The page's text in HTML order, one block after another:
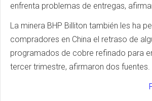
enfrenta problemas de entregas,
La minera BHP Billiton también les ha
compradores en China el retraso de
programados de cobre refinado para
tercer trimestre, afirmaron dos fuentes.